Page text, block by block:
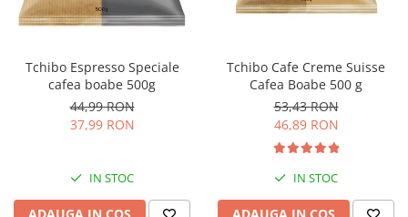
Tchibo Espresso Speciale
cafea boabe 500g
44,99 RON
37,99 RON
IN STOC
Tchibo Cafe Creme Suisse
Cafea Boabe 500 g
53,43 RON
46,89 RON
IN STOC